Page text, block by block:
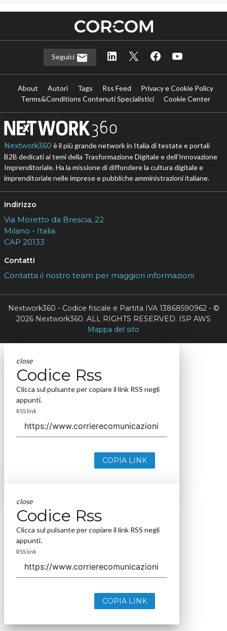
Seguici
About Autori Tags Rss Feed
Privacy e Cookie Policy
Terms&Conditions Contenuti Specialistici
Cookie Center
Nextwork360 è il più grande network in Italia di testate e portali
B2B dedicati ai temi della Trasformazione Digitale e dell’Innovazione
Imprenditoriale. Ha la missione di diffondere la cultura digitale e
imprenditoriale nelle imprese e pubbliche amministrazioni italiane.
Indirizzo
Via Moretto da Brescia, 22
Milano - Italia
CAP 20133
Contatti
Contatta il nostro team per maggiori informazioni
Nextwork360 - Codice fiscale e Partita IVA 13868590962 - ©
2026 Nextwork360. ALL RIGHTS RESERVED. ISP AWS
Mappa del sito
close
Codice Rss
Clicca sul pulsante per copiare il link RSS negli
appunti.
RSS link
COPIA LINK
close
Codice Rss
Clicca sul pulsante per copiare il link RSS negli
appunti.
RSS link
COPIA LINK